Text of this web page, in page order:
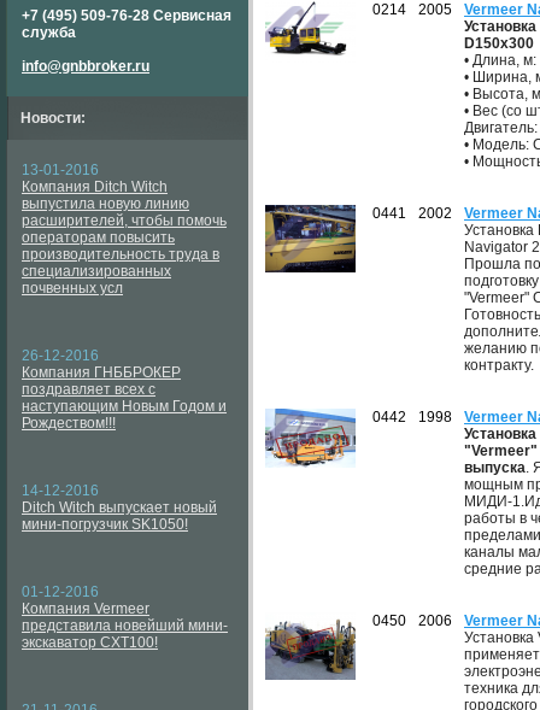
+7 (495) 509-76-28 Сервисная
служба
info@gnbbroker.ru
Новости:
13-01-2016
Компания Ditch Witch
выпустила новую линию
расширителей, чтобы помочь
операторам повысить
производительность труда в
специализированных
почвенных усл
26-12-2016
Компания ГНББРОКЕР
поздравляет всех с
наступающим Новым Годом и
Рождеством!!!
14-12-2016
Ditch Witch выпускает новый
мини-погрузчик SK1050!
01-12-2016
Компания Vermeer
представила новейший мини-
экскаватор CXT100!
0214
2005
Vermeer
D150x300
• Длина,
• Ширина,
• Высота,
• Вес (со
Двигатель:
• Модель:
•
0441 2002
Vermeer
Navigator
Прошла
"Vermeer"
желанию
контракту.
0442 1998
Vermeer
"Vermeer"
выпуска.
мощным
МИДИ-
работы в
каналы
средние
0450 2006
Vermeer
техника